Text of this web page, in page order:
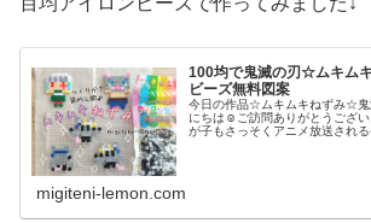
100均で鬼滅の刃☆ムキム
ビーズ無料図案
今日の作品☆ムキムキねずみ☆鬼
にちは☺ご訪問ありがとうござ
が子もさっそくアニメ放送され
migiteni-lemon.com